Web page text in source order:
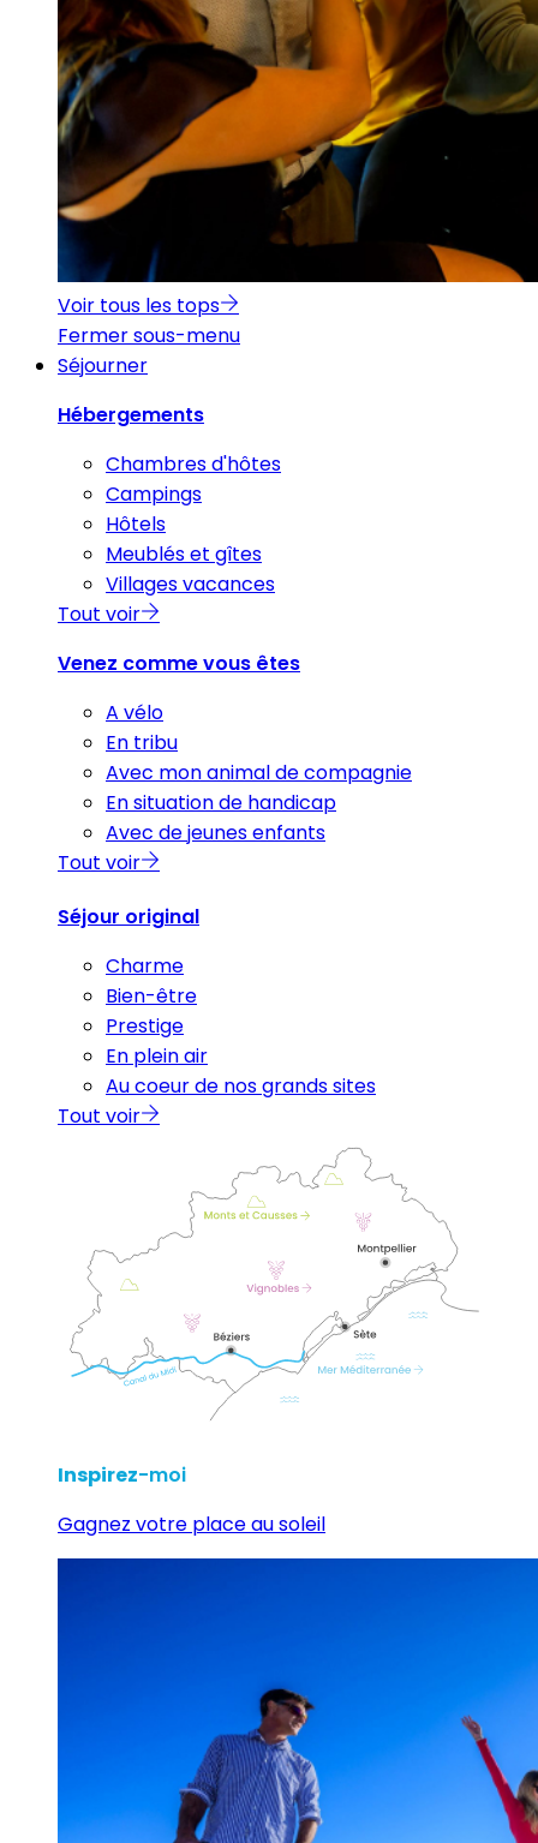
Voir tous les tops
Fermer sous-menu
Séjourner
Hébergements
Chambres d'hôtes
Campings
Hôtels
Meublés et gîtes
Villages vacances
Tout voir
Venez comme vous êtes
A vélo
En tribu
Avec mon animal de compagnie
En situation de handicap
Avec de jeunes enfants
Tout voir
Séjour original
Charme
Bien-être
Prestige
En plein air
Au coeur de nos grands sites
Tout voir
Inspirez-moi
Gagnez votre place au soleil